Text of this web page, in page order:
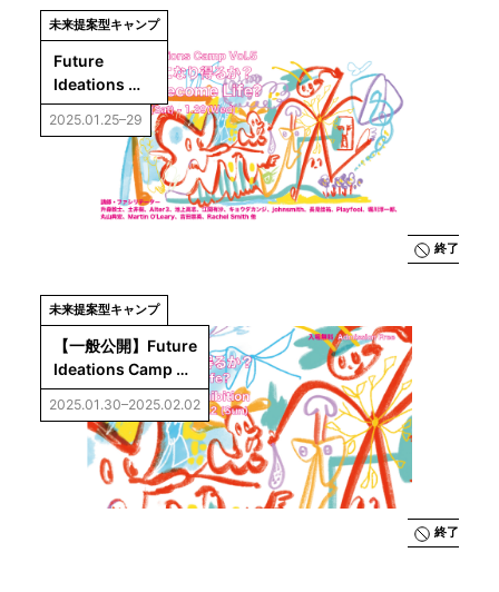
未来提案型キャンプ
Future
Ideations
Camp Vol.5：
AIは生命にな
り得るか？
2025.01.25–29
終了
未来提案型キャンプ
【一般公開】Future
Ideations Camp
Vol.5：AIは生命に
なり得るか？成果展
2025.01.30–2025.02.02
終了